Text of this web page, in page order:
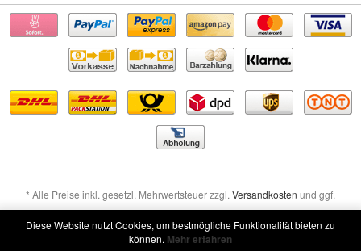
* Alle Preise inkl. gesetzl. Mehrwertsteuer zzgl. Versandkosten und ggf.
Nachnahmegebühren, wenn nicht anders beschrieben
Widerruf erklären
Diese Website nutzt Cookies, um bestmögliche Funktionalität bieten zu
können. Mehr erfahren